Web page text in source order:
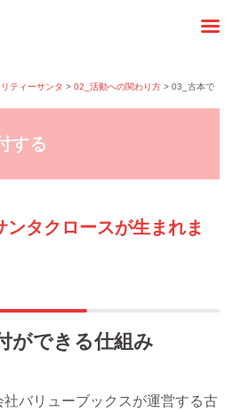
ティーサンタ > 02_活動への関わり方 > 03_古本で
する
タクロースが生まれま
ができる仕組み
バリューブックスが運営する古